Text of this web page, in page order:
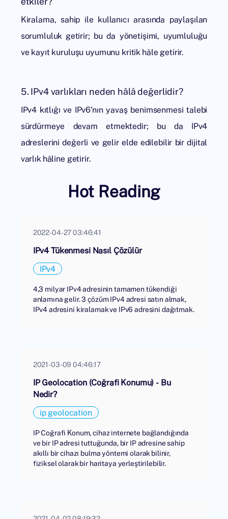
Kiralama, sahip ile kullanıcı arasında paylaşılan
sorumluluk getirir; bu da yönetişimi, uyumluluğu
ve kayıt kuruluşu uyumunu kritik hâle getirir.
5. IPv4 varlıkları neden hâlâ değerlidir?
IPv4 kıtlığı ve IPv6’nın yavaş benimsenmesi talebi
sürdürmeye devam etmektedir; bu da IPv4
adreslerini değerli ve gelir elde edilebilir bir dijital
varlık hâline getirir.
Hot Reading
2022-04-27 03:46:41
IPv4 Tükenmesi Nasıl Çözülür
IPv4
4,3 milyar IPv4 adresinin tamamen tükendiği
anlamına gelir. 3 çözüm IPv4 adresi satın almak,
IPv4 adresini kiralamak ve IPv6 adresini dağıtmak.
2021-03-09 04:46:17
IP Geolocation (Coğrafi Konumu) - Bu
Nedir?
ip geolocation
IP Coğrafi Konum, cihaz internete bağlandığında
ve bir IP adresi tuttuğunda, bir IP adresine sahip
akıllı bir cihazı bulma yöntemi olarak bilinir,
fiziksel olarak bir haritaya yerleştirilebilir.